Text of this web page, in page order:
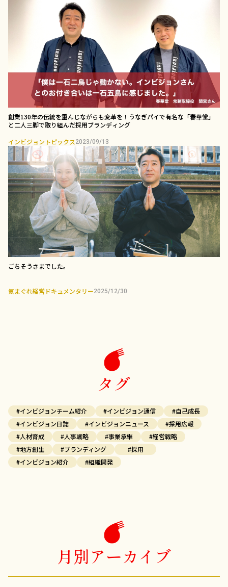
創業130年の伝統を重んじながらも変革を！うなぎパイで有名な「春華堂」
と二人三脚で取り組んだ採用ブランディング￼
インビジョントピックス 2023/09/13
ごちそうさまでした。
気まぐれ経営ドキュメンタリー2025/12/30
タグ
#インビジョンチーム紹介 #インビジョン通信
#自己成長
#インビジョン日誌
#インビジョンニュース
#採用広報
#人材育成
#人事戦略 #事業承継
#経営戦略
#地方創生
#ブランディング
#採用
#インビジョン紹介
#組織開発
月別アーカイブ